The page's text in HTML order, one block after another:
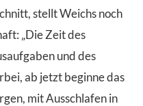
stellt Weichs noch
„Die Zeit des
und des
ab jetzt beginne das
mit Ausschlafen in